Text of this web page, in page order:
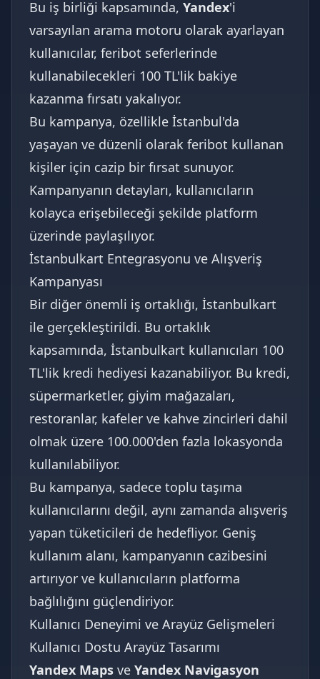
Bu iş birliği kapsamında, Yandex'i
varsayılan arama motoru olarak ayarlayan
kullanıcılar, feribot seferlerinde
kullanabilecekleri 100 TL'lik bakiye
kazanma fırsatı yakalıyor.
Bu kampanya, özellikle İstanbul'da
yaşayan ve düzenli olarak feribot kullanan
kişiler için cazip bir fırsat sunuyor.
Kampanyanın detayları, kullanıcıların
kolayca erişebileceği şekilde platform
üzerinde paylaşılıyor.
İstanbulkart Entegrasyonu ve Alışveriş
Kampanyası
Bir diğer önemli iş ortaklığı, İstanbulkart
ile gerçekleştirildi. Bu ortaklık
kapsamında, İstanbulkart kullanıcıları 100
TL'lik kredi hediyesi kazanabiliyor. Bu kredi,
süpermarketler, giyim mağazaları,
restoranlar, kafeler ve kahve zincirleri dahil
olmak üzere 100.000'den fazla lokasyonda
kullanılabiliyor.
Bu kampanya, sadece toplu taşıma
kullanıcılarını değil, aynı zamanda alışveriş
yapan tüketicileri de hedefliyor. Geniş
kullanım alanı, kampanyanın cazibesini
artırıyor ve kullanıcıların platforma
bağlılığını güçlendiriyor.
Kullanıcı Deneyimi ve Arayüz Gelişmeleri
Kullanıcı Dostu Arayüz Tasarımı
Yandex Maps ve Yandex Navigasyon